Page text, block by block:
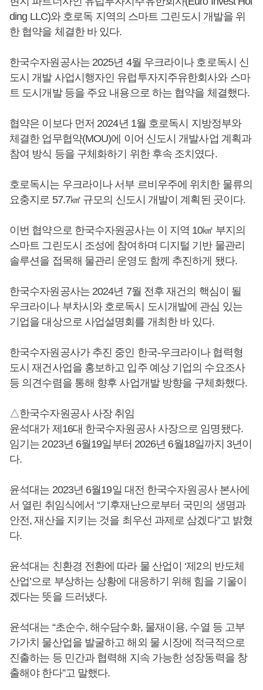
ding LLC)와 호로독 지역의 스마트 그린도시 개발을 위
한 협약을 체결한 바 있다.
한국수자원공사는 2025년 4월 우크라이나 호로독시 신
도시 개발 사업시행자인 유럽투자지주유한회사와 스마
트 도시개발 등을 주요 내용으로 하는 협약을 체결했다.
협약은 이보다 먼저 2024년 1월 호로독시 지방정부와
체결한 업무협약(MOU)에 이어 신도시 개발사업 계획과
참여 방식 등을 구체화하기 위한 후속 조치였다.
호로독시는 우크라이나 서부 르비우주에 위치한 물류의
요충지로 57.7㎢ 규모의 신도시 개발이 계획된 곳이다.
이번 협약으로 한국수자원공사는 이 지역 10㎢ 부지의
스마트 그린도시 조성에 참여하며 디지털 기반 물관리
솔루션을 접목해 물관리 운영도 함께 추진하게 됐다.
한국수자원공사는 2024년 7월 전후 재건의 핵심이 될
우크라이나 부차시와 호로독시 도시개발에 관심 있는
기업을 대상으로 사업설명회를 개최한 바 있다.
한국수자원공사가 추진 중인 한국-우크라이나 협력형
도시 재건사업을 홍보하고 입주 예상 기업의 수요조사
등 의견수렴을 통해 향후 사업개발 방향을 구체화했다.
△한국수자원공사 사장 취임
윤석대가 제16대 한국수자원공사 사장으로 임명됐다.
임기는 2023년 6월19일부터 2026년 6월18일까지 3년이
다.
윤석대는 2023년 6월19일 대전 한국수자원공사 본사에
서 열린 취임식에서 “기후재난으로부터 국민의 생명과
안전, 재산을 지키는 것을 최우선 과제로 삼겠다”고 밝혔
다.
윤석대는 친환경 전환에 따라 물 산업이 ‘제2의 반도체
산업’으로 부상하는 상황에 대응하기 위해 힘을 기울이
겠다는 뜻을 드러냈다.
윤석대는 “초순수, 해수담수화, 물재이용, 수열 등 고부
가가치 물산업을 발굴하고 해외 물 시장에 적극적으로
진출하는 등 민간과 협력해 지속 가능한 성장동력을 창
출해야 한다”고 말했다.